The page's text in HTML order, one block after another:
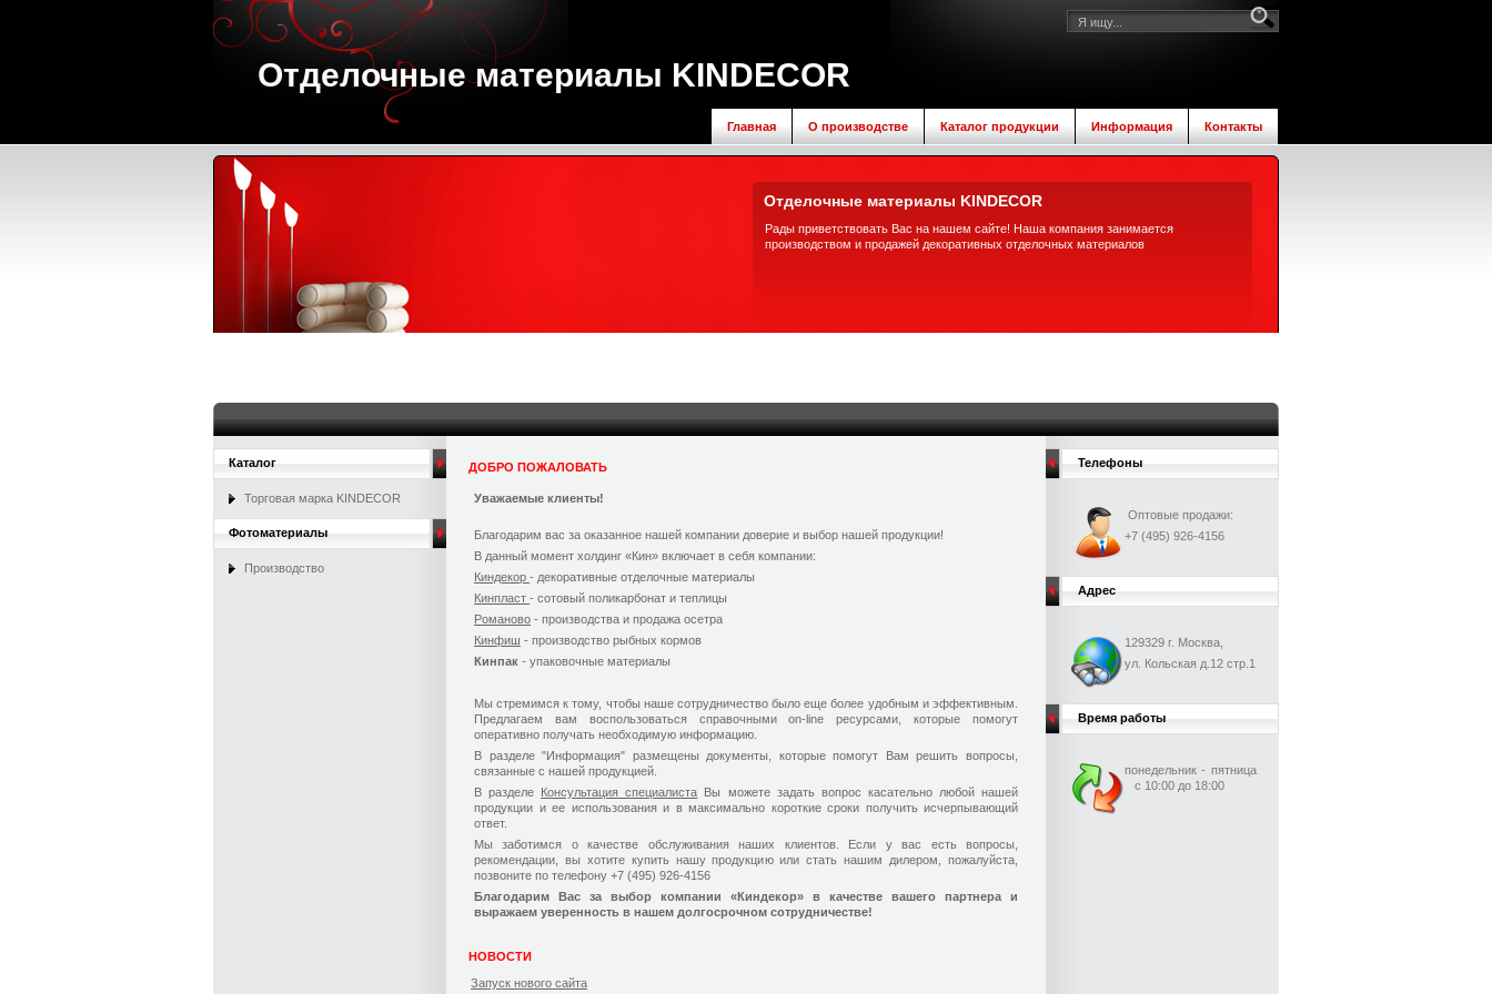
Отделочные материалы KINDECOR
Главная О производстве Каталог продукции Информация Контакты
Отделочные материалы KINDECOR
Рады приветствовать Вас на нашем сайте! Наша компания занимается
производством и продажей декоративных отделочных материалов
Каталог
Торговая марка KINDECOR
Фотоматериалы
Производство
ДОБРО ПОЖАЛОВАТЬ
Уважаемые клиенты!
Благодарим вас за оказанное нашей компании доверие и выбор нашей продукции!
В данный момент холдинг «Кин» включает в себя компании:
Киндекор - декоративные отделочные материалы
Кинпласт - сотовый поликарбонат и теплицы
Романово - производства и продажа осетра
Кинфиш - производство рыбных кормов
Кинпак - упаковочные материалы
Мы стремимся к тому, чтобы наше сотрудничество было еще более удобным и эффективным.
Предлагаем вам воспользоваться справочными on-line ресурсами, которые помогут
оперативно получать необходимую информацию.
В разделе "Информация" размещены документы, которые помогут Вам решить вопросы,
связанные с нашей продукцией.
В разделе Консультация специалиста Вы можете задать вопрос касательно любой нашей
продукции и ее использования и в максимально короткие сроки получить исчерпывающий
ответ.
Мы заботимся о качестве обслуживания наших клиентов. Если у вас есть вопросы,
рекомендации, вы хотите купить нашу продукцию или стать нашим дилером, пожалуйста,
позвоните по телефону +7 (495) 926-4156
Благодарим Вас за выбор компании «Киндекор» в качестве вашего партнера и
выражаем уверенность в нашем долгосрочном сотрудничестве!
НОВОСТИ
Запуск нового сайта
Телефоны
Оптовые продажи:
+7 (495) 926-4156
Адрес
129329 г. Москва,
ул. Кольская д.12 стр.1
Время работы
понедельник - пятница
с 10:00 до 18:00